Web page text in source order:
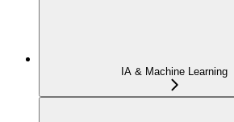
IA & Machine Learning